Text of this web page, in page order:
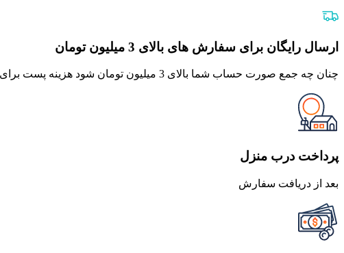
ارسال رایگان برای سفارش های بالای 3 میلیون تومان
چنان چه جمع صورت حساب شما بالای 3 میلیون تومان شود هزینه پست برای شما به صورت رایگان محاصبه خواهد شد.
پرداخت درب منزل
بعد از دریافت سفارش